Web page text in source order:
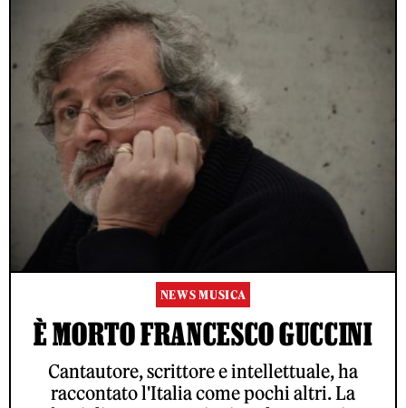
NEWS MUSICA
È MORTO FRANCESCO GUCCINI
Cantautore, scrittore e intellettuale, ha
raccontato l'Italia come pochi altri. La